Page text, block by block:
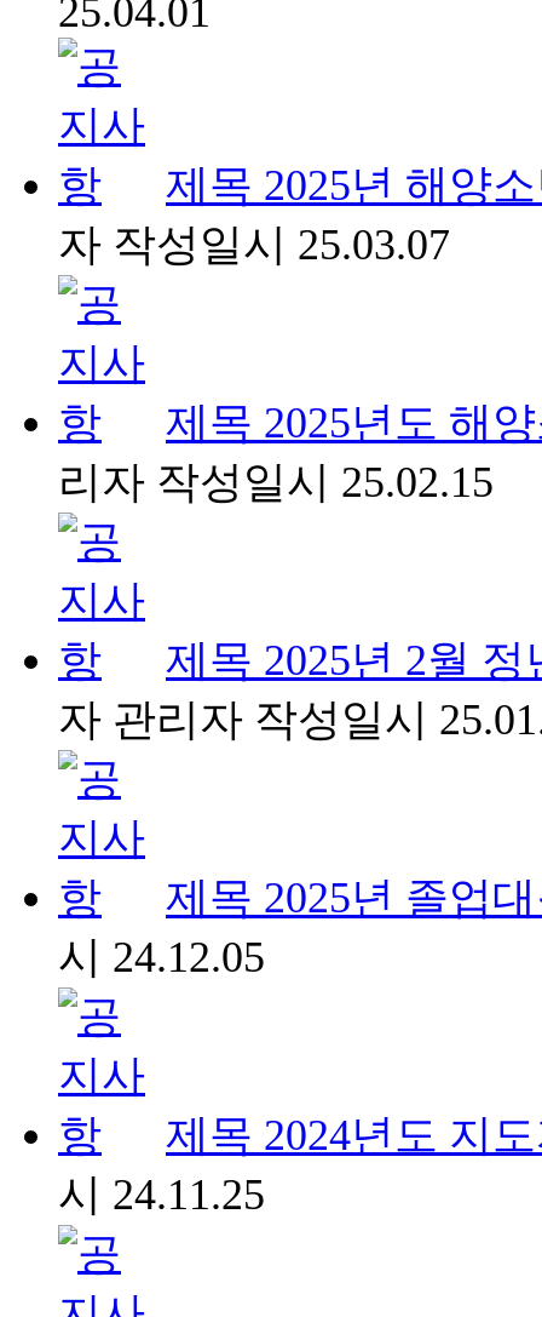
25.04.01
제목 2025년 해양
자 작성일시 25.03.07
제목 2025년도 해
리자 작성일시 25.02.15
제목 2025년 2월
자 관리자 작성일시
제목 2025년 졸업
시 24.12.05
제목 2024년도 지
시 24.11.25